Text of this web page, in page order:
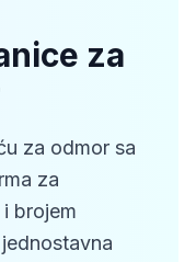
za
za odmor sa
za
brojem